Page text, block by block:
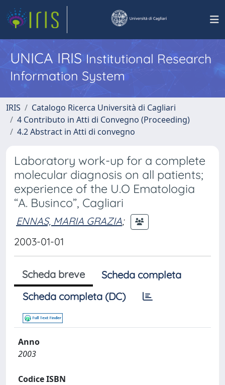
UNICA IRISInstitutional Research
Information System
IRIS
Catalogo Ricerca Università di Cagliari
4 Contributo in Atti di Convegno (Proceeding)
4.2 Abstract in Atti di convegno
Laboratory work-up for a complete
molecular diagnosis on all patients;
experience of the U.O Ematologia
“A. Businco”, Cagliari
ENNAS, MARIA GRAZIA;
2003-01-01
Scheda breve
Scheda completa
Scheda completa (DC)
Anno
2003
Codice ISBN